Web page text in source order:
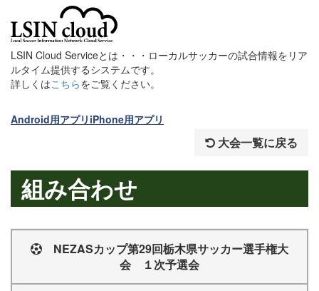
LSIN Cloud Serviceとは・・・ローカルサッカーの試合情報をリア
ルタイム提供するシステムです。
詳しくはこちらをご覧ください。
Android用アプリ iPhone用アプリ
大会一覧に戻る
組み合わせ
NEZASカップ第29回栃木県サッカー選手権大
会 １次予選会